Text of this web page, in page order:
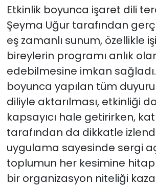
Etkinlik boyunca işaret dili
Şeyma Uğur tarafından
eş zamanlı sunum, özellikle
bireylerin programı anlık
edebilmesine imkan sağladı.
boyunca yapılan tüm
diliyle aktarılması, etkinliği
kapsayıcı hale getirirken,
tarafından da dikkatle
uygulama sayesinde sergi
toplumun her kesimine
bir organizasyon niteliği